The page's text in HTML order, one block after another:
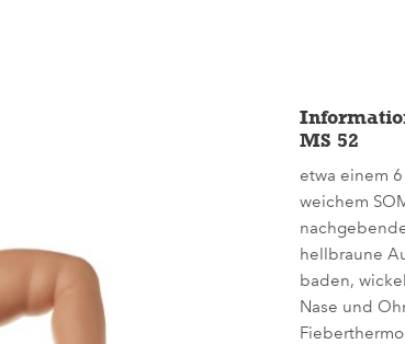
MS 52
etwa einem
weichem
hellbraune
baden,
Nase und